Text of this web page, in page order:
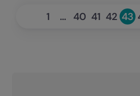
AnteriorPage
1 … Page
40 Page
41 Page
42 43